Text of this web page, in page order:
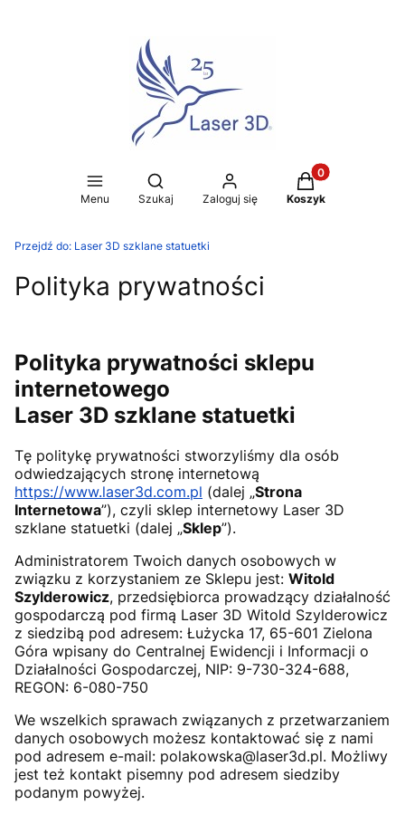
Menu
Otwórz wyszukiwarkę
Szukaj Zaloguj się
Produkty w
Koszyk
Przejdź do: Laser 3D szklane statuetki
Polityka prywatności
Polityka prywatności sklepu
internetowego
Laser 3D szklane statuetki
Tę politykę prywatności stworzyliśmy dla osób
odwiedzających stronę internetową
https://www.laser3d.com.pl (dalej „Strona
Internetowa”), czyli sklep internetowy Laser 3D
szklane statuetki (dalej „Sklep”).
Administratorem Twoich danych osobowych w
związku z korzystaniem ze Sklepu jest: Witold
Szylderowicz, przedsiębiorca prowadzący działalność
gospodarczą pod firmą Laser 3D Witold Szylderowicz
z siedzibą pod adresem: Łużycka 17, 65-601 Zielona
Góra wpisany do Centralnej Ewidencji i Informacji o
Działalności Gospodarczej, NIP: 9-730-324-688,
REGON: 6-080-750
We wszelkich sprawach związanych z przetwarzaniem
danych osobowych możesz kontaktować się z nami
pod adresem e-mail: polakowska@laser3d.pl. Możliwy
jest też kontakt pisemny pod adresem siedziby
podanym powyżej.